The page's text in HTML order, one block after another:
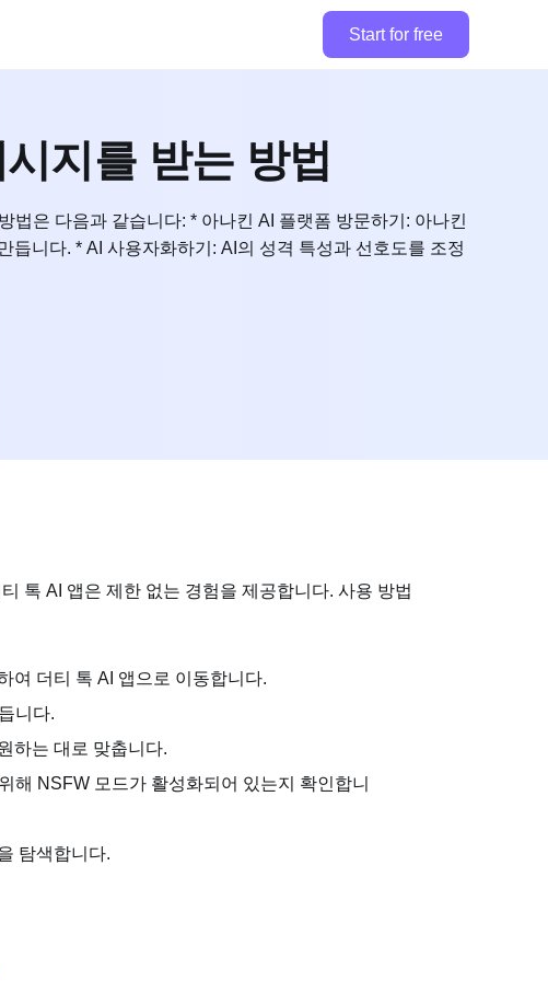
Start for free
지를 받는 방법
법은 다음과 같습니다: * 아나킨 AI 플랫폼 방문하기: 아나킨
니다. * AI 사용자화하기: AI의 성격 특성과 선호도를 조정
톡 AI 앱은 제한 없는 경험을 제공합니다. 사용 방법
여 더티 톡 AI 앱으로 이동합니다.
니다.
하는 대로 맞춥니다.
해 NSFW 모드가 활성화되어 있는지 확인합니
탐색합니다.